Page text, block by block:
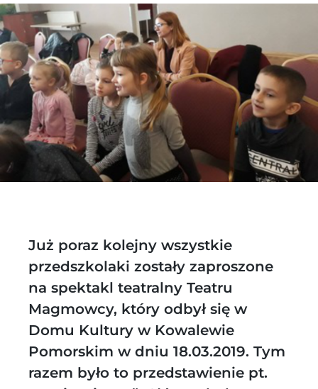
Już poraz kolejny wszystkie
przedszkolaki zostały zaproszone
na spektakl teatralny Teatru
Magmowcy, który odbył się w
Domu Kultury w Kowalewie
Pomorskim w dniu 18.03.2019. Tym
razem było to przedstawienie pt.